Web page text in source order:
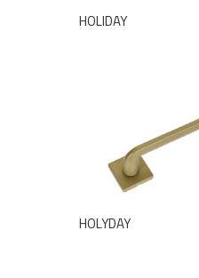
HOLIDAY
HOLYDAY